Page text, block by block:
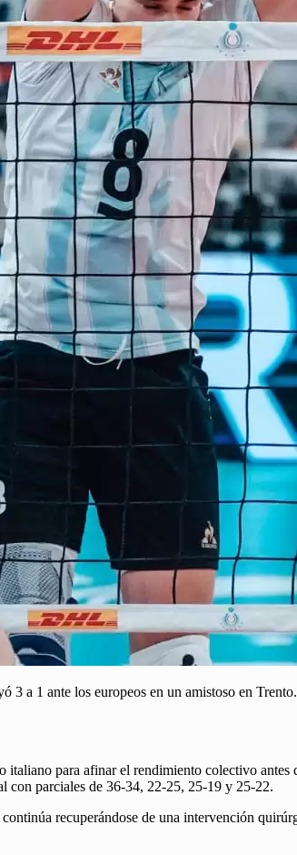
a 1 ante los europeos en un amistoso en
para afinar el rendimiento colectivo antes
con parciales de 36-34, 22-25, 25-19 y 25-22.
recuperándose de una intervención